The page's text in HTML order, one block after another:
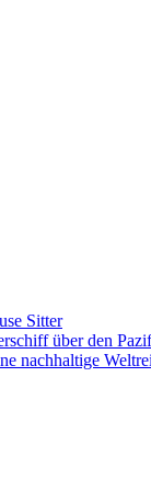
Sitter
über den
nachhaltige